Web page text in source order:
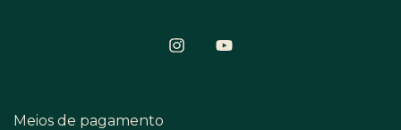
Meios de pagamento